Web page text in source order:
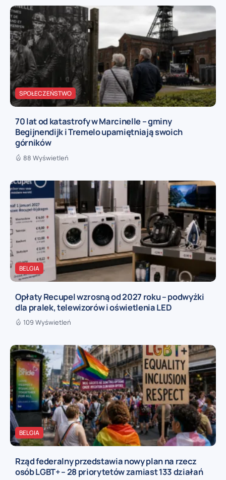
SPOŁECZEŃSTWO
70 lat od katastrofy w Marcinelle – gminy
Begijnendijk i Tremelo upamiętniają swoich
górników
88 Wyświetleń
BELGIA
Opłaty Recupel wzrosną od 2027 roku – podwyżki
dla pralek, telewizorów i oświetlenia LED
109 Wyświetleń
BELGIA
Rząd federalny przedstawia nowy plan na rzecz
osób LGBT+ – 28 priorytetów zamiast 133 działań